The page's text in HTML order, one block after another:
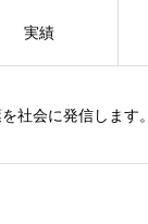
社会に発信します。
実績